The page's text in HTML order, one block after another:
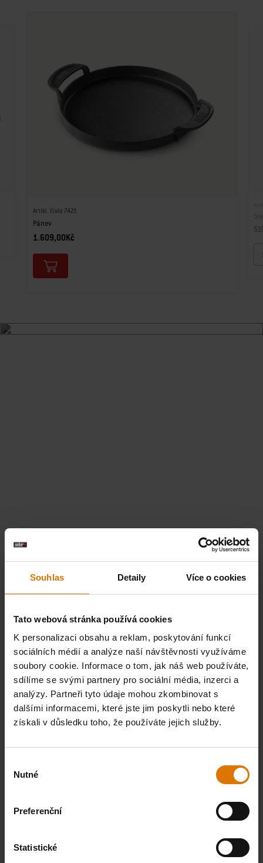
Souhlas Detaily Více o cookies
Tato webová stránka používá cookies
K personalizaci obsahu a reklam, poskytování funkcí
sociálních médií a analýze naší návštěvnosti využíváme
soubory cookie. Informace o tom, jak náš web používáte,
sdílíme se svými partnery pro sociální média, inzerci a
analýzy. Partneři tyto údaje mohou zkombinovat s
dalšími informacemi, které jste jim poskytli nebo které
získali v důsledku toho, že používáte jejich služby.
souhlasu
Nutné
Preferenční
Statistické
Artikl. číslo 7421
Pánev
1.609,00Kč